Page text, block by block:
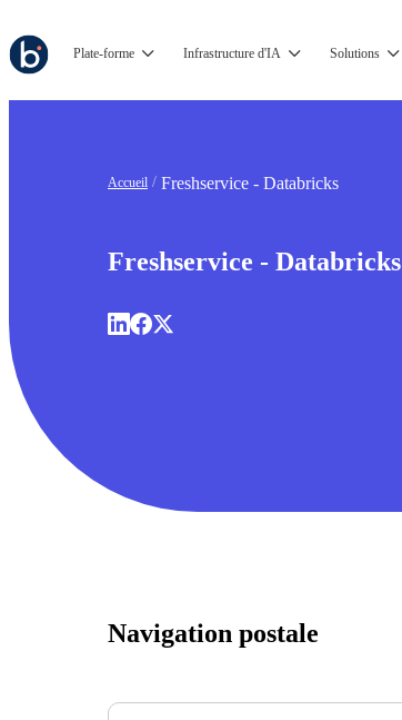
Plate-forme Infrastructure d'IA Solutions
Accueil Freshservice - Databricks
Freshservice - Databricks
Navigation postale